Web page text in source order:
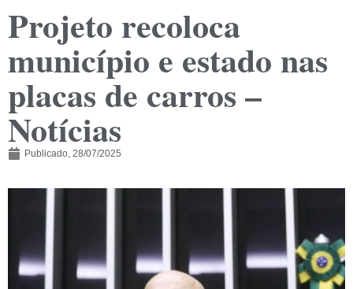
Projeto recoloca
município e estado nas
placas de carros –
Notícias
Publicado, 28/07/2025